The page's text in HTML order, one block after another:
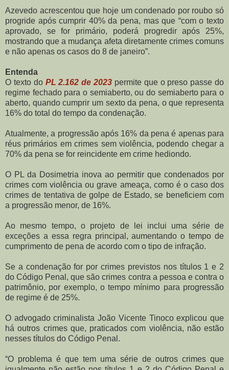
Azevedo acrescentou que hoje um condenado por roubo só
progride após cumprir 40% da pena, mas que “com o texto
aprovado, se for primário, poderá progredir após 25%,
mostrando que a mudança afeta diretamente crimes comuns
e não apenas os casos do 8 de janeiro”.
Entenda
O texto do PL 2.162 de 2023 permite que o preso passe do
regime fechado para o semiaberto, ou do semiaberto para o
aberto, quando cumprir um sexto da pena, o que representa
16% do total do tempo da condenação.
Atualmente, a progressão após 16% da pena é apenas para
réus primários em crimes sem violência, podendo chegar a
70% da pena se for reincidente em crime hediondo.
O PL da Dosimetria inova ao permitir que condenados por
crimes com violência ou grave ameaça, como é o caso dos
crimes de tentativa de golpe de Estado, se beneficiem com
a progressão menor, de 16%.
Ao mesmo tempo, o projeto de lei inclui uma série de
exceções a essa regra principal, aumentando o tempo de
cumprimento de pena de acordo com o tipo de infração.
Se a condenação for por crimes previstos nos títulos 1 e 2
do Código Penal, que são crimes contra a pessoa e contra o
patrimônio, por exemplo, o tempo mínimo para progressão
de regime é de 25%.
O advogado criminalista João Vicente Tinoco explicou que
há outros crimes que, praticados com violência, não estão
nesses títulos do Código Penal.
“O problema é que tem uma série de outros crimes que